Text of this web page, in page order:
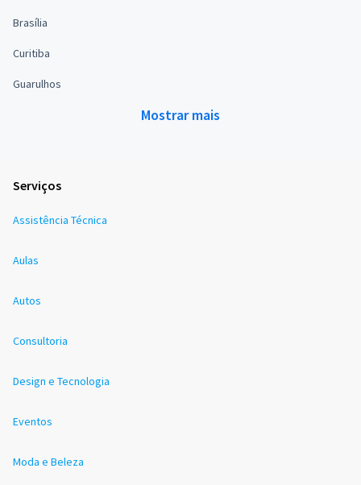
Brasília
Curitiba
Guarulhos
Mostrar mais
Serviços
Assistência Técnica
Aulas
Autos
Consultoria
Design e Tecnologia
Eventos
Moda e Beleza